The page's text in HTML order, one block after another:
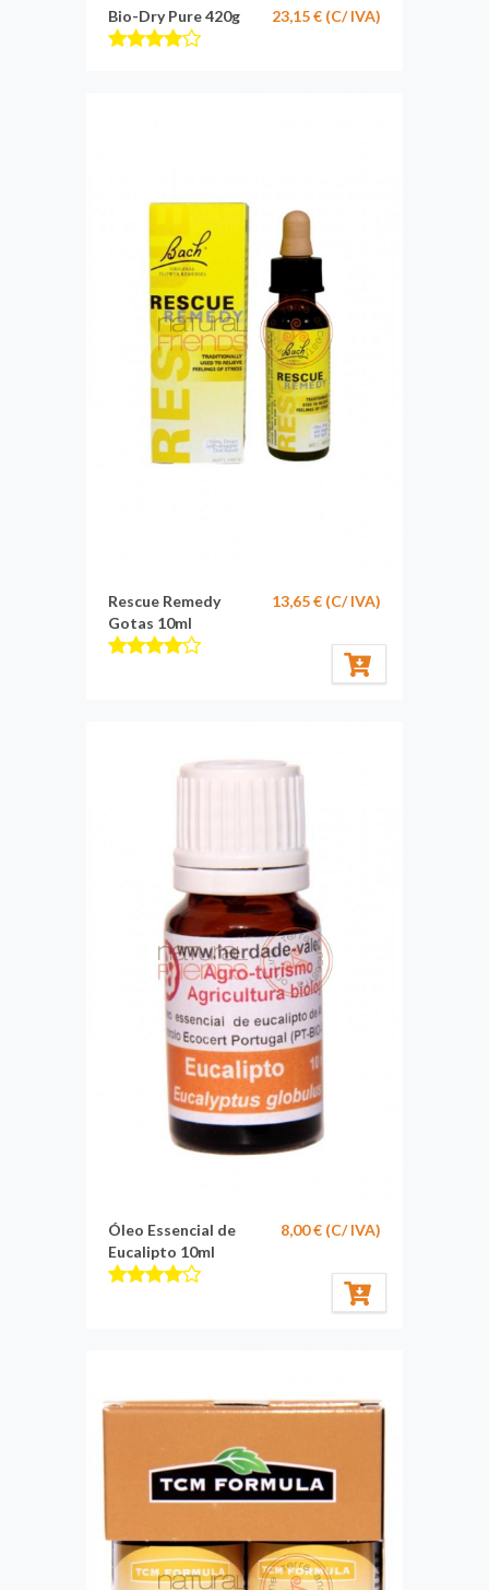
23,15 € (C/ IVA)
Bio-Dry Pure 420g
13,65 € (C/ IVA)
Rescue Remedy
Gotas 10ml
8,00 € (C/ IVA)
Óleo Essencial de
Eucalipto 10ml